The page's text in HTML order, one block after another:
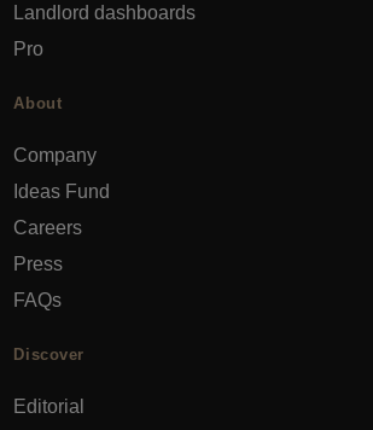
Landlord dashboards
Pro
About
Company
Ideas Fund
Careers
Press
FAQs
Discover
Editorial